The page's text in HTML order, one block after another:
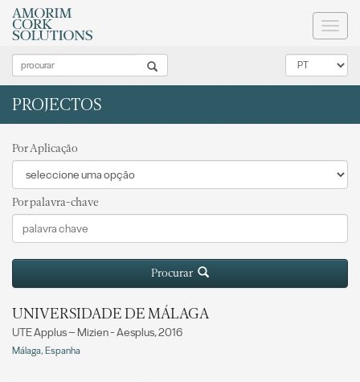
PROJECTOS
Por Aplicação
Por palavra-chave
Procurar
UNIVERSIDADE DE MÁLAGA
UTE Applus – Mizien - Aesplus, 2016
Málaga, Espanha